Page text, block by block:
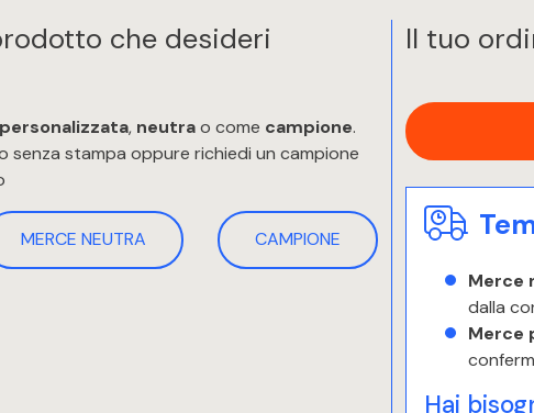
che desideri
, neutrao come campione.
senza stampa oppure richiedi un campione
MERCE NEUTRA CAMPIONE
Il tuo
Merce
dalla
Merce
Hai